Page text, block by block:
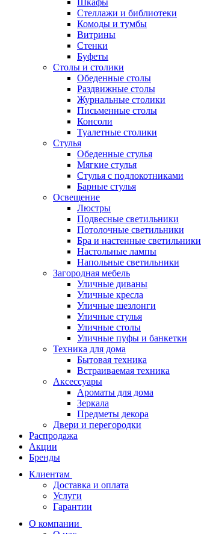
Шкафы
Стеллажи и библиотеки
Комоды и тумбы
Витрины
Стенки
Буфеты
Столы и столики
Обеденные столы
Раздвижные столы
Журнальные столики
Письменные столы
Консоли
Туалетные столики
Стулья
Обеденные стулья
Мягкие стулья
Стулья с подлокотниками
Барные стулья
Освещение
Люстры
Подвесные светильники
Потолочные светильники
Бра и настенные светильники
Настольные лампы
Напольные светильники
Загородная мебель
Уличные диваны
Уличные кресла
Уличные шезлонги
Уличные стулья
Уличные столы
Уличные пуфы и банкетки
Техника для дома
Бытовая техника
Встраиваемая техника
Аксессуары
Ароматы для дома
Зеркала
Предметы декора
Двери и перегородки
Распродажа
Акции
Бренды
Клиентам
Доставка и оплата
Услуги
Гарантии
О компании